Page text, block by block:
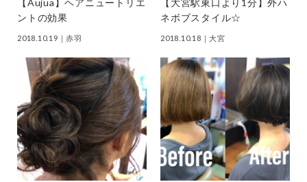
【Aujua】ヘアニュートリエ
ントの効果
2018.10.19 ｜赤羽
【大宮駅東口より1分】外ハ
ネボブスタイル☆
2018.10.18 ｜大宮